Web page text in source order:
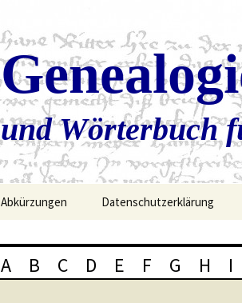
und Wörterbuch
Abkürzungen Datenschutzerklärung
A B C D E F G H I